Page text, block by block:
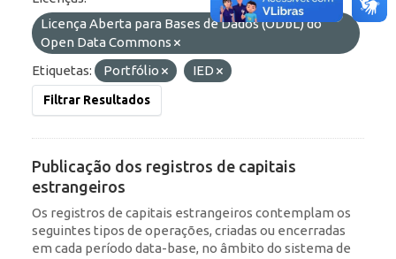
Licença Aberta para Bases de Dados (ODbL) do
Open Data Commons
Etiquetas:
Portfólio IED
Filtrar Resultados
Publicação dos registros de capitais
estrangeiros
Os registros de capitais estrangeiros contemplam os
seguintes tipos de operações, criadas ou encerradas
em cada período data-base, no âmbito do sistema de